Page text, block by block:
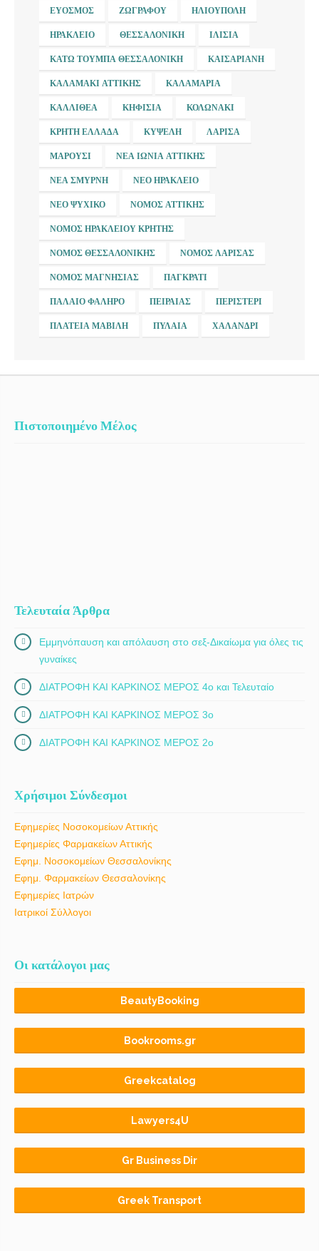
ΕΎΟΣΜΟΣ ΖΩΓΡΆΦΟΥ ΗΛΙΟΎΠΟΛΗ
ΗΡΆΚΛΕΙΟ ΘΕΣΣΑΛΟΝΊΚΗ ΙΛΊΣΙΑ
ΚΆΤΩ ΤΟΎΜΠΑ ΘΕΣΣΑΛΟΝΊΚΗ ΚΑΙΣΑΡΙΑΝΉ
ΚΑΛΑΜΆΚΙ ΑΤΤΙΚΉΣ ΚΑΛΑΜΑΡΙΆ
ΚΑΛΛΙΘΈΑ ΚΗΦΙΣΙΆ ΚΟΛΩΝΆΚΙ
ΚΡΉΤΗ ΕΛΛΆΔΑ ΚΥΨΈΛΗ ΛΆΡΙΣΑ
ΜΑΡΟΎΣΙ ΝΈΑ ΙΩΝΊΑ ΑΤΤΙΚΉΣ
ΝΈΑ ΣΜΎΡΝΗ ΝΈΟ ΗΡΆΚΛΕΙΟ
ΝΈΟ ΨΥΧΙΚΌ ΝΟΜΌΣ ΑΤΤΙΚΉΣ
ΝΟΜΌΣ ΗΡΑΚΛΕΊΟΥ ΚΡΉΤΗΣ
ΝΟΜΌΣ ΘΕΣΣΑΛΟΝΊΚΗΣ ΝΟΜΌΣ ΛΆΡΙΣΑΣ
ΝΟΜΌΣ ΜΑΓΝΗΣΊΑΣ ΠΑΓΚΡΆΤΙ
ΠΑΛΑΙΌ ΦΆΛΗΡΟ ΠΕΙΡΑΙΆΣ ΠΕΡΙΣΤΈΡΙ
ΠΛΑΤΕΊΑ ΜΑΒΊΛΗ ΠΥΛΑΊΑ ΧΑΛΆΝΔΡΙ
Πιστοποιημένο Μέλος
Τελευταία Άρθρα
Εμμηνόπαυση και απόλαυση στο σεξ-Δικαίωμα για όλες τις
γυναίκες
ΔΙΑΤΡΟΦΗ ΚΑΙ ΚΑΡΚΙΝΟΣ ΜΕΡΟΣ 4ο και Τελευταίο
ΔΙΑΤΡΟΦΗ ΚΑΙ ΚΑΡΚΙΝΟΣ ΜΕΡΟΣ 3ο
ΔΙΑΤΡΟΦΗ ΚΑΙ ΚΑΡΚΙΝΟΣ ΜΕΡΟΣ 2ο
Χρήσιμοι Σύνδεσμοι
Εφημερίες Νοσοκομείων Αττικής
Εφημερίες Φαρμακείων Αττικής
Εφημ. Νοσοκομείων Θεσσαλονίκης
Εφημ. Φαρμακείων Θεσσαλονίκης
Εφημερίες Ιατρών
Ιατρικοί Σύλλογοι
Οι κατάλογοι μας
BeautyBooking
Bookrooms.gr
Greekcatalog
Lawyers4U
Gr Business Dir
Greek Transport